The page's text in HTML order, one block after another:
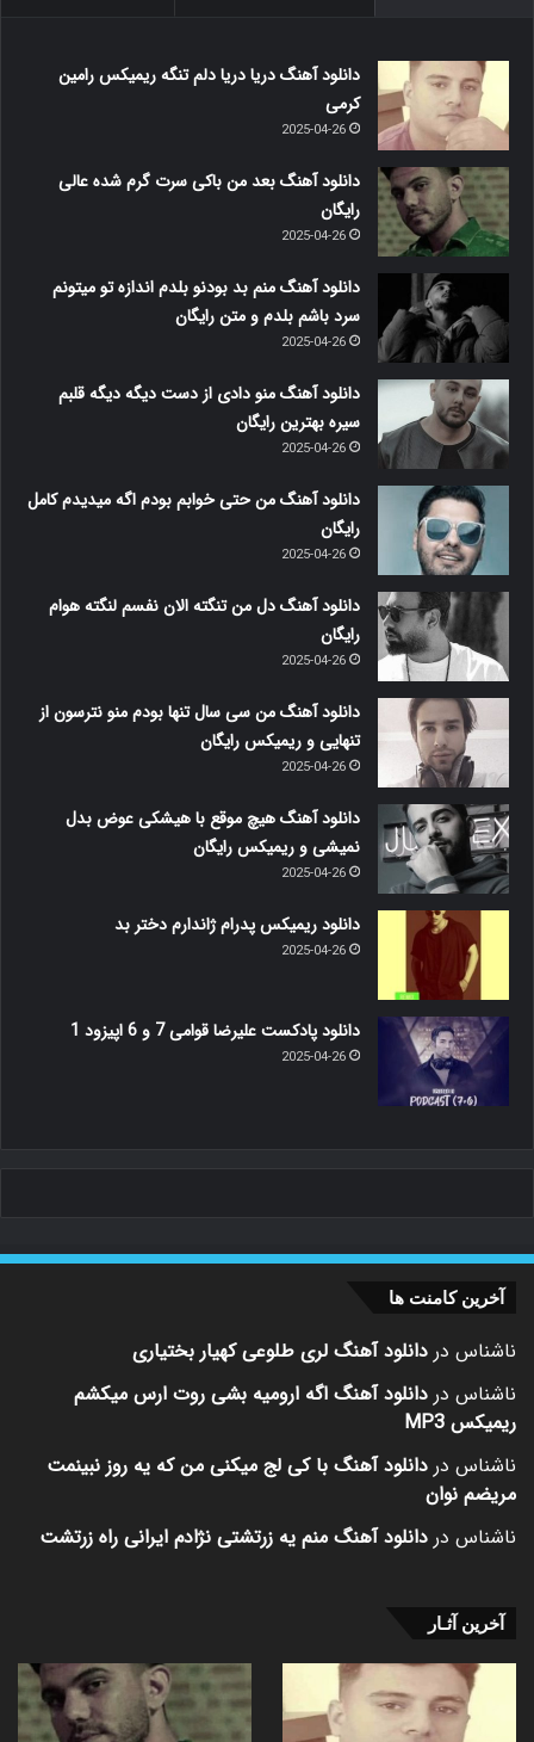
دانلود آهنگ دریا دریا دلم تنگه ریمیکس رامین
کرمی
2025-04-26
دانلود آهنگ بعد من باکی سرت گرم شده عالی
رایگان
2025-04-26
دانلود آهنگ منم بد بودنو بلدم اندازه تو میتونم
سرد باشم بلدم و متن رایگان
2025-04-26
دانلود آهنگ منو دادی از دست دیگه دیگه قلبم
سیره بهترین رایگان
2025-04-26
دانلود آهنگ من حتی خوابم بودم اگه میدیدم کامل
رایگان
2025-04-26
دانلود آهنگ دل من تنگته الان نفسم لنگته هوام
رایگان
2025-04-26
دانلود آهنگ من سی سال تنها بودم منو نترسون از
تنهایی و ریمیکس رایگان
2025-04-26
دانلود آهنگ هیچ موقع با هیشکی عوض بدل
نمیشی و ریمیکس رایگان
2025-04-26
دانلود ریمیکس پدرام ژاندارم دختر بد
2025-04-26
دانلود پادکست علیرضا قوامی 7 و 6 اپیزود 1
2025-04-26
آخرین کامنت ها
ناشناس در دانلود آهنگ لری طلوعی کهیار بختیاری
ناشناس در دانلود آهنگ اگه ارومیه بشی روت ارس میکشم
ریمیکس MP3
ناشناس در دانلود آهنگ با کی لج میکنی من که یه روز نبینمت
مریضم نوان
ناشناس در دانلود آهنگ منم یه زرتشتی نژادم ایرانی راه زرتشت
آخرین آثـار